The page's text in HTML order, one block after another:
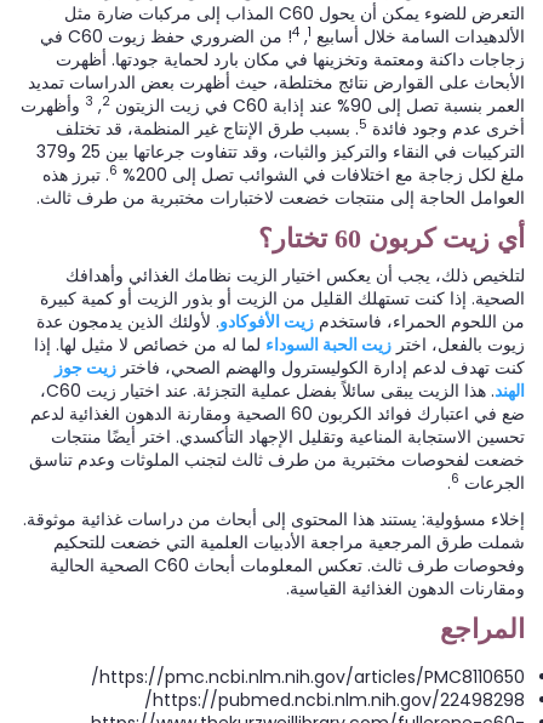
التعرض للضوء يمكن أن يحول C60 المذاب إلى مركبات ضارة مثل
الألدهيدات السامة خلال أسابيع 1
,
4
! من الضروري حفظ زيوت C60 في
زجاجات داكنة ومعتمة وتخزينها في مكان بارد لحماية جودتها. أظهرت
الأبحاث على القوارض نتائج مختلطة، حيث أظهرت بعض الدراسات تمديد
العمر بنسبة تصل إلى 90% عند إذابة C60 في زيت الزيتون
2
,
3 وأظهرت
أخرى عدم وجود فائدة 5. بسبب طرق الإنتاج غير المنظمة، قد تختلف
التركيبات في النقاء والتركيز والثبات، وقد تتفاوت جرعاتها بين 25 و379
ملغ لكل زجاجة مع اختلافات في الشوائب تصل إلى 200%
6. تبرز هذه
العوامل الحاجة إلى منتجات خضعت لاختبارات مختبرية من طرف ثالث.
أي زيت كربون 60 تختار؟
لتلخيص ذلك، يجب أن يعكس اختيار الزيت نظامك الغذائي وأهدافك
الصحية. إذا كنت تستهلك القليل من الزيت أو بذور الزيت أو كمية كبيرة
من اللحوم الحمراء، فاستخدم زيت الأفوكادو. لأولئك الذين يدمجون عدة
زيوت بالفعل، اختر زيت الحبة السوداء لما له من خصائص لا مثيل لها. إذا
كنت تهدف لدعم إدارة الكوليسترول والهضم الصحي، فاختر زيت جوز
الهند
. هذا الزيت يبقى سائلاً بفضل عملية التجزئة. عند اختيار زيت C60،
ضع في اعتبارك فوائد الكربون 60 الصحية ومقارنة الدهون الغذائية لدعم
تحسين الاستجابة المناعية وتقليل الإجهاد التأكسدي. اختر أيضًا منتجات
خضعت لفحوصات مختبرية من طرف ثالث لتجنب الملوثات وعدم تناسق
الجرعات 6
.
إخلاء مسؤولية: يستند هذا المحتوى إلى أبحاث من دراسات غذائية موثوقة.
شملت طرق المرجعية مراجعة الأدبيات العلمية التي خضعت للتحكيم
وفحوصات طرف ثالث. تعكس المعلومات أبحاث C60 الصحية الحالية
ومقارنات الدهون الغذائية القياسية.
المراجع
https://pmc.ncbi.nlm.nih.gov/articles/PMC8110650/
https://pubmed.ncbi.nlm.nih.gov/22498298/